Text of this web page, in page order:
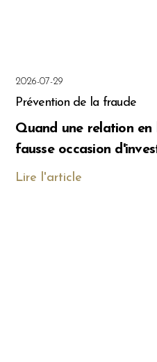
2026-07-29
Prévention de la fraude
Quand une relation en
fausse occasion
Lire l'article